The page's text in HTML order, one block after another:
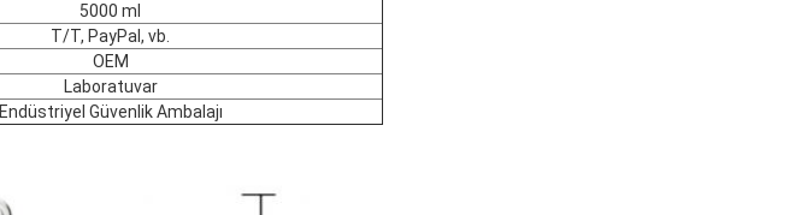
5000 ml
T/T, PayPal, vb.
OEM
Laboratuvar
Endüstriyel Güvenlik Ambalajı